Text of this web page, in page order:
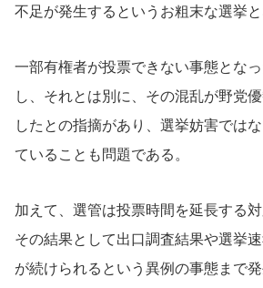
不足が発生するというお粗末な選挙と
一部有権者が投票できない事態とな
し、それとは別に、その混乱が野党
したとの指摘があり、選挙妨害では
ていることも問題である。
加えて、選管は投票時間を延長する対
その結果として出口調査結果や選挙
が続けられるという異例の事態まで